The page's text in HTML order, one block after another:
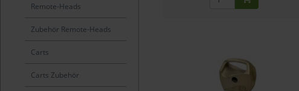
Remote-Heads
Zubehör Remote-Heads
Carts
Carts Zubehör